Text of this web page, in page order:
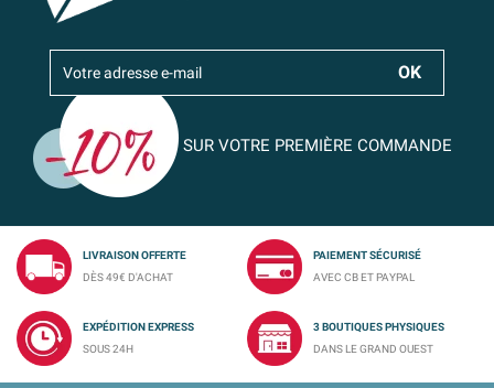
SUR VOTRE PREMIÈRE COMMANDE
LIVRAISON OFFERTE
DÈS 49€ D'ACHAT
PAIEMENT SÉCURISÉ
AVEC CB ET PAYPAL
EXPÉDITION EXPRESS
SOUS 24H
3 BOUTIQUES PHYSIQUES
DANS LE GRAND OUEST